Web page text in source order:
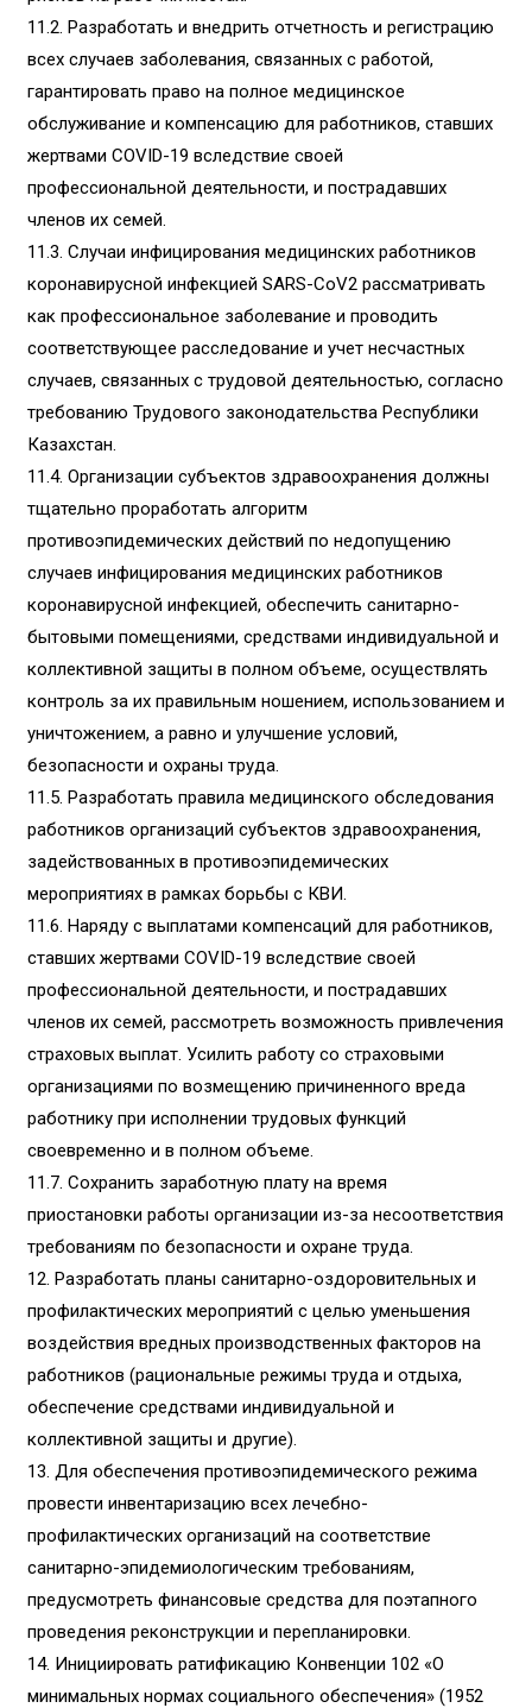
11.2. Разработать и внедрить отчетность и регистрацию
всех случаев заболевания, связанных с работой,
гарантировать право на полное медицинское
обслуживание и компенсацию для работников, ставших
жертвами COVID-19 вследствие своей
профессиональной деятельности, и пострадавших
членов их семей.
11.3. Случаи инфицирования медицинских работников
коронавирусной инфекцией SARS-CoV2 рассматривать
как профессиональное заболевание и проводить
соответствующее расследование и учет несчастных
случаев, связанных с трудовой деятельностью, согласно
требованию Трудового законодательства Республики
Казахстан.
11.4. Организации субъектов здравоохранения должны
тщательно проработать алгоритм
противоэпидемических действий по недопущению
случаев инфицирования медицинских работников
коронавирусной инфекцией, обеспечить санитарно-
бытовыми помещениями, средствами индивидуальной и
коллективной защиты в полном объеме, осуществлять
контроль за их правильным ношением, использованием и
уничтожением, а равно и улучшение условий,
безопасности и охраны труда.
11.5. Разработать правила медицинского обследования
работников организаций субъектов здравоохранения,
задействованных в противоэпидемических
мероприятиях в рамках борьбы с КВИ.
11.6. Наряду с выплатами компенсаций для работников,
ставших жертвами COVID-19 вследствие своей
профессиональной деятельности, и пострадавших
членов их семей, рассмотреть возможность привлечения
страховых выплат. Усилить работу со страховыми
организациями по возмещению причиненного вреда
работнику при исполнении трудовых функций
своевременно и в полном объеме.
11.7. Сохранить заработную плату на время
приостановки работы организации из-за несоответствия
требованиям по безопасности и охране труда.
12. Разработать планы санитарно-оздоровительных и
профилактических мероприятий с целью уменьшения
воздействия вредных производственных факторов на
работников (рациональные режимы труда и отдыха,
обеспечение средствами индивидуальной и
коллективной защиты и другие).
13. Для обеспечения противоэпидемического режима
провести инвентаризацию всех лечебно-
профилактических организаций на соответствие
санитарно-эпидемиологическим требованиям,
предусмотреть финансовые средства для поэтапного
проведения реконструкции и перепланировки.
14. Инициировать ратификацию Конвенции 102 «О
минимальных нормах социального обеспечения» (1952